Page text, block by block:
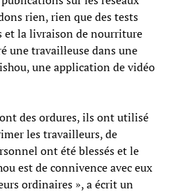
rien, rien que des tests
et la livraison de nourriture
une travailleuse dans une
une application de vidéo
des ordures, ils ont utilisé
les travailleurs, de
ont été blessés et le
est de connivence avec eux
ordinaires », a écrit un